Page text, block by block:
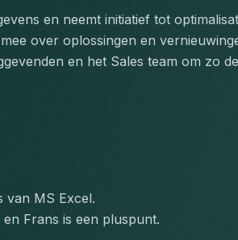
en neemt initiatief tot
over oplossingen en
en het Sales team om zo de
van MS Excel.
Frans is een pluspunt.